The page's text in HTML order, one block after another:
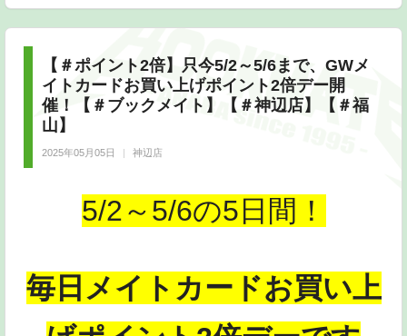
【＃ポイント2倍】只今5/2～5/6まで、GWメ
イトカードお買い上げポイント2倍デー開
催！【＃ブックメイト】【＃神辺店】【＃福
山】
2025年05月05日 神辺店
5/2～5/6の5日間！
毎日メイトカードお買い上